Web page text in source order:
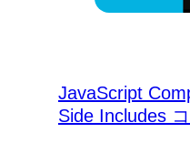
JavaScript
Side Includes